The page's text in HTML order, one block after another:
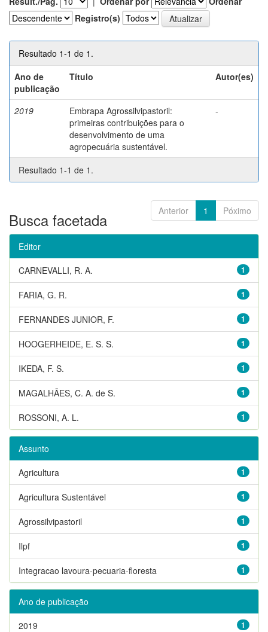
Registro(s)
Resultado 1-1 de 1.
Ano de
publicação
Título Autor(es)
2019
Embrapa Agrossilvipastoril:
primeiras contribuições para o
desenvolvimento de uma
agropecuária sustentável.
-
Resultado 1-1 de 1.
Anterior 1 Póximo
Busca facetada
Editor
1
CARNEVALLI, R. A.
1
FARIA, G. R.
1
FERNANDES JUNIOR, F.
1
HOOGERHEIDE, E. S. S.
1
IKEDA, F. S.
1
MAGALHÃES, C. A. de S.
1
ROSSONI, A. L.
Assunto
1
Agricultura
1
Agricultura Sustentável
1
Agrossilvipastoril
1
Ilpf
1
Integracao lavoura-pecuaria-floresta
Ano de publicação
1
2019